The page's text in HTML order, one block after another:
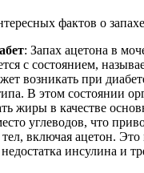
фактов о
: Запах ацетона в
с состоянием,
возникать при
В этом состоянии
жиры в качестве
углеводов, что
включая ацетон.
инсулина и